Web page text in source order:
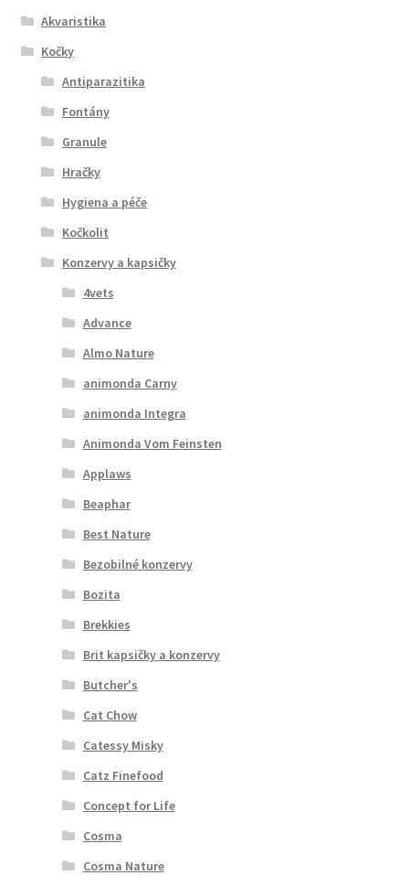
Akvaristika
Kočky
Antiparazitika
Fontány
Granule
Hračky
Hygiena a péče
Kočkolit
Konzervy a kapsičky
4vets
Advance
Almo Nature
animonda Carny
animonda Integra
Animonda Vom Feinsten
Applaws
Beaphar
Best Nature
Bezobilné konzervy
Bozita
Brekkies
Brit kapsičky a konzervy
Butcher's
Cat Chow
Catessy Misky
Catz Finefood
Concept for Life
Cosma
Cosma Nature